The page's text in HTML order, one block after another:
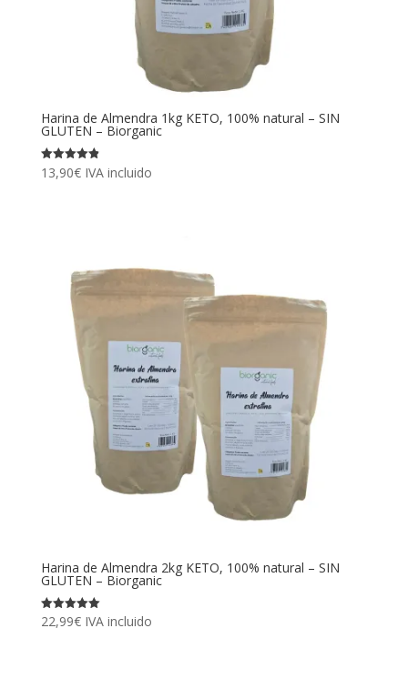
Harina de Almendra 1kg KETO, 100% natural – SIN
GLUTEN – Biorganic
Valorado
con
13,90€ IVA incluido
Harina de Almendra 2kg KETO, 100% natural – SIN
GLUTEN – Biorganic
Valorado
con
22,99€ IVA incluido